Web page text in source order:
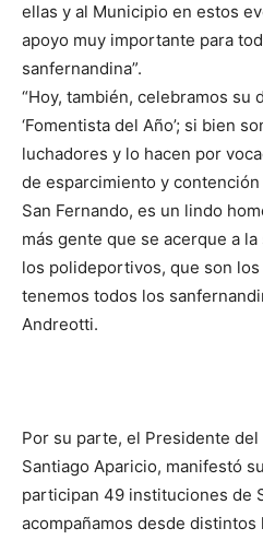
ellas y al Municipio en estos
apoyo muy importante para
sanfernandina”.
“Hoy, también, celebramos su
‘Fomentista del Año’; si bien
luchadores y lo hacen por
de esparcimiento y
San Fernando, es un lindo
más gente que se acerque a
los polideportivos, que son
tenemos todos los
Andreotti.
Por su parte, el Presidente
Santiago Aparicio, manifestó
participan 49 instituciones de
acompañamos desde distintos